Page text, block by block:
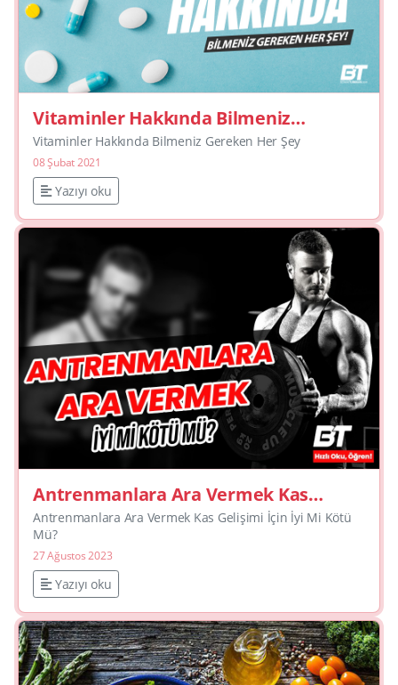
Vitaminler Hakkında Bilmeniz
Gereken Her Şey
Vitaminler Hakkında Bilmeniz Gereken Her Şey
08 Şubat 2021
Yazıyı oku
Antrenmanlara Ara Vermek Kas
Gelişimi İçin İyi Mi Kötü Mü?
Antrenmanlara Ara Vermek Kas Gelişimi İçin İyi Mi Kötü
Mü?
27 Ağustos 2023
Yazıyı oku